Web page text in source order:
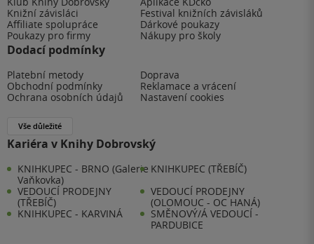
Knižní závisláci
Festival knižních závisláků
Affiliate spolupráce
Dárkové poukazy
Poukazy pro firmy
Nákupy pro školy
Dodací podmínky
Platební metody
Doprava
Obchodní podmínky
Reklamace a vrácení
Ochrana osobních údajů
Nastavení cookies
Vše důležité
Kariéra v Knihy Dobrovský
KNIHKUPEC - BRNO (Galerie
Vaňkovka)
KNIHKUPEC (TŘEBÍČ)
VEDOUCÍ PRODEJNY
(TŘEBÍČ)
VEDOUCÍ PRODEJNY
(OLOMOUC - OC HANÁ)
KNIHKUPEC - KARVINÁ
SMĚNOVÝ/Á VEDOUCÍ -
PARDUBICE